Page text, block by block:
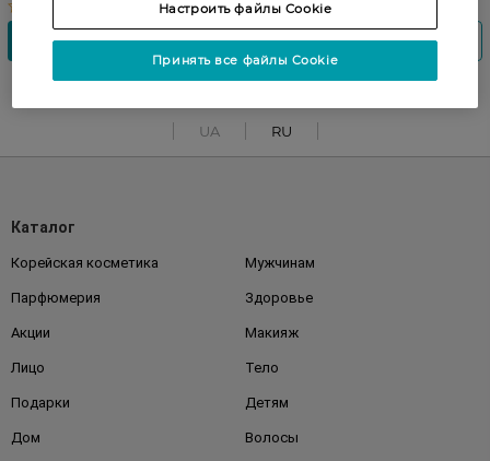
UA RU
Каталог
Корейская косметика Мужчинам
Парфюмерия Здоровье
Акции Макияж
Лицо Тело
Подарки Детям
Дом Волосы
Настроить файлы Cookie
Принять все файлы Cookie